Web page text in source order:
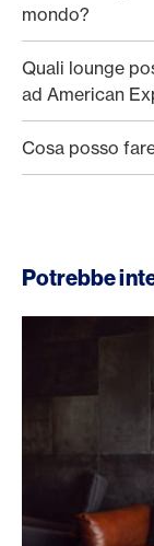
mondo?
Quali lounge
ad American
Cosa posso
Potrebbe